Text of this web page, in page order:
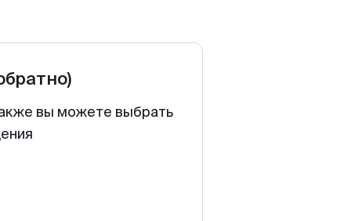
вы можете выбрать